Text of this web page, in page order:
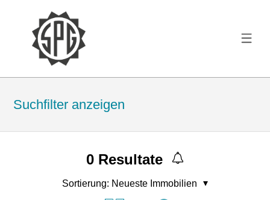
Suchfilter anzeigen
0Resultate
Sortierung: Neueste Immobilien